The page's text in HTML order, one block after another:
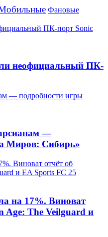
Фановые
ПК-порт Sonic
неофициальный ПК-
— подробности игры
—
Миров: Сибирь»
Виноват отчёт об
и EA Sports FC 25
на 17%. Виноват
Age: The Veilguard и